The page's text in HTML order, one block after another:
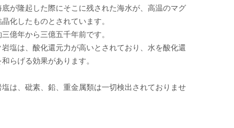
が隆起した際にそこに残された海水が、高温のマグ
化したものとされています。
億年から三億五千年前です。
岩塩は、酸化還元力が高いとされており、水を酸化還
らげる効果があります。
は、砒素、鉛、重金属類は一切検出されておりませ